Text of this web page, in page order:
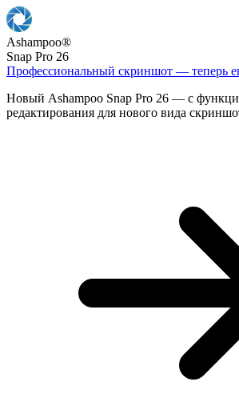
Ashampoo®
Snap Pro 26
Профессиональный скриншот — теперь
Новый Ashampoo Snap Pro 26 — с
редактирования для нового вида